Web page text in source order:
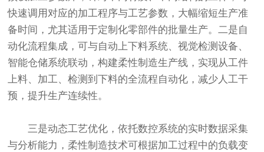
快速调用对应的加工程序与工艺参数，大幅缩短生产准
备时间，尤其适用于定制化零部件的批量生产。二是自
动化流程集成，可与自动上下料系统、视觉检测设备、
智能仓储系统联动，构建柔性制造生产线，实现从工件
上料、加工、检测到下料的全流程自动化，减少人工干
预，提升生产连续性。
三是动态工艺优化，依托数控系统的实时数据采集
与分析能力，柔性制造技术可根据加工过程中的负载变